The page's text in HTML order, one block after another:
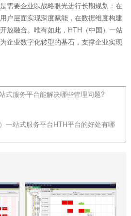
需要企业以战略眼光进行长期规划：在
户层面实现深度赋能，在数据维度构建
放融合。唯有如此，HTH（中国）一站
企业数字化转型的基石，支撑企业实现
式服务平台能解决哪些管理问题?
一站式服务平台HTH平台的好处有哪